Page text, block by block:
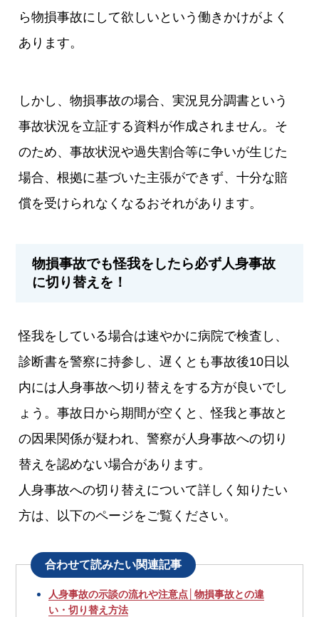
ら物損事故にして欲しいという働きかけがよく
あります。
しかし、物損事故の場合、実況見分調書という
事故状況を立証する資料が作成されません。そ
のため、事故状況や過失割合等に争いが生じた
場合、根拠に基づいた主張ができず、十分な賠
償を受けられなくなるおそれがあります。
物損事故でも怪我をしたら必ず人身事故
に切り替えを！
怪我をしている場合は速やかに病院で検査し、
診断書を警察に持参し、遅くとも事故後10日以
内には人身事故へ切り替えをする方が良いでし
ょう。事故日から期間が空くと、怪我と事故と
の因果関係が疑われ、警察が人身事故への切り
替えを認めない場合があります。
人身事故への切り替えについて詳しく知りたい
方は、以下のページをご覧ください。
合わせて読みたい関連記事
人身事故の示談の流れや注意点│物損事故との違
い・切り替え方法